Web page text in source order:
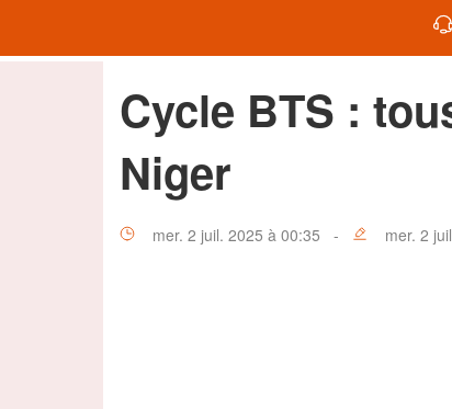
Cycle BTS :
Niger
mer. 2 juil. 2025 à 00:35 - mer. 2